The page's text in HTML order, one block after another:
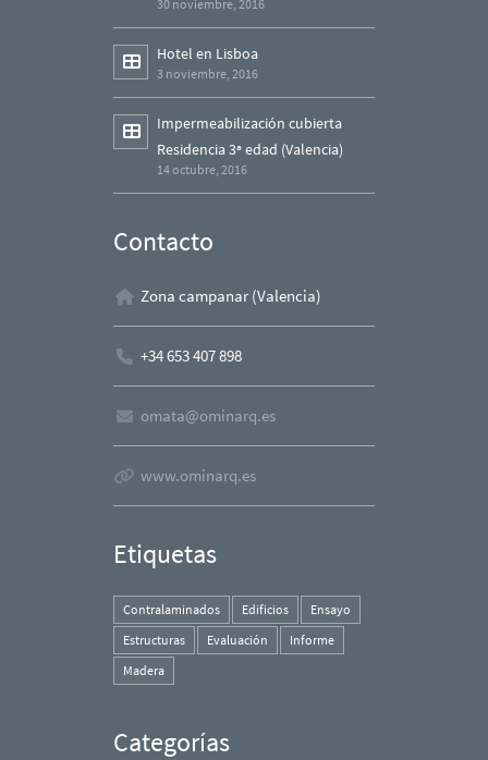
30 noviembre, 2016
Hotel en Lisboa
3 noviembre, 2016
Impermeabilización cubierta
Residencia 3ª edad (Valencia)
14 octubre, 2016
Contacto
Zona campanar (Valencia)
+34 653 407 898
omata@ominarq.es
www.ominarq.es
Etiquetas
Contralaminados Edificios
Ensayo
Estructuras
Evaluación
Informe
Madera
Categorías